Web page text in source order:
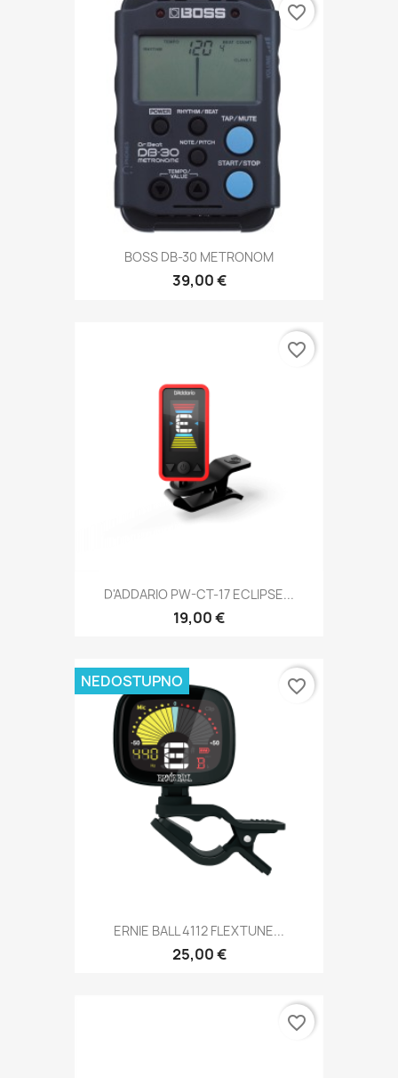
BOSS DB-30 METRONOM
39,00 €
favorite_border
D'ADDARIO PW-CT-17 ECLIPSE...
19,00 €
favorite_border
ERNIE BALL 4112 FLEXTUNE...
25,00 €
NEDOSTUPNO favorite_border
favorite_border